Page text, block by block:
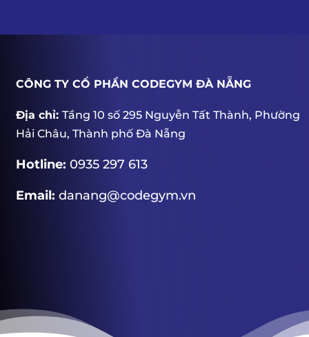
CÔNG TY CỔ PHẦN CODEGYM ĐÀ NẴNG
Địa chỉ: Tầng 10 số 295 Nguyễn Tất Thành, Phường
Hải Châu, Thành phố Đà Nẵng
Hotline: 0935 297 613
Email: danang@codegym.vn